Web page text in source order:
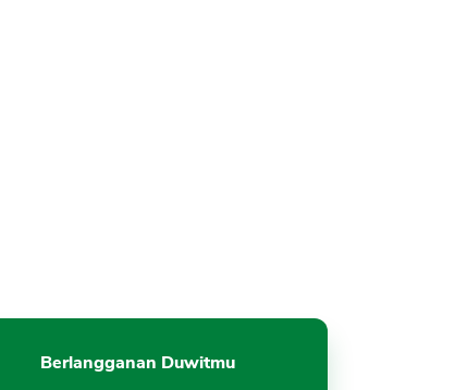
Berlangganan Duwitmu